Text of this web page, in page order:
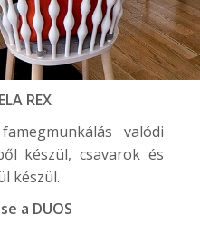
REX
valódi
készül, csavarok és
készül.
a DUOS